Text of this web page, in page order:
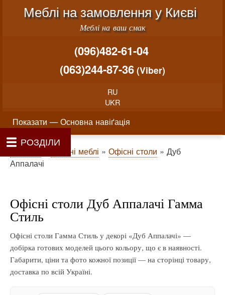
Перейти до основного
Меню облікового запису користувача
Меблі на замовлення у Києві
Меблі на ваш смак
(096)482-61-04
(063)244-87-36 (Viber)
RU
UKR
Основна навіґація
Показати — Основна навіґація
Головна
Як проводиться замовлення меблів
Про нас
Матеріали та фурнітура
Вартість виготовлення меблів
Контакти
Фотогалерея
Рядок навіґації
Головна Офісні меблі Офісні столи
Дуб
Аппалачі
Офісні столи Дуб Аппалачі Гамма
Стиль
Офісні столи Гамма Стиль у декорі «Дуб Аппалачі» —
добірка готових моделей цього кольору, що є в наявності.
Габарити, ціни та фото кожної позиції — на сторінці товару,
доставка по всій Україні.
РОЗДІЛИ